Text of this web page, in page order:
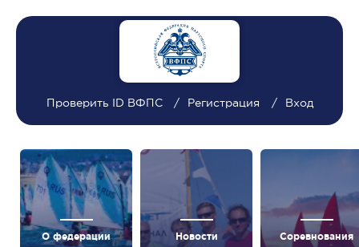
Проверить ID ВФПС Регистрация Вход
О федерации Новости Соревнования